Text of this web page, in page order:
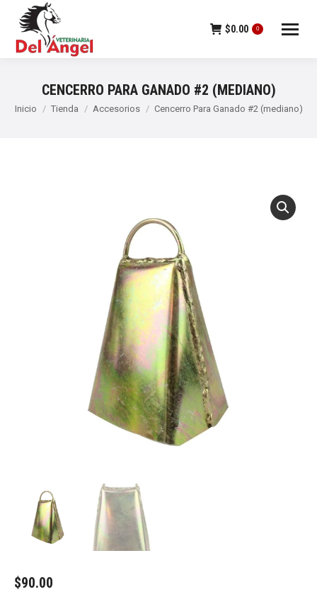
$0.00 0
CENCERRO PARA GANADO #2 (MEDIANO)
Estás aquí:
Inicio Tienda Accesorios Cencerro Para Ganado #2 (mediano)
$90.00